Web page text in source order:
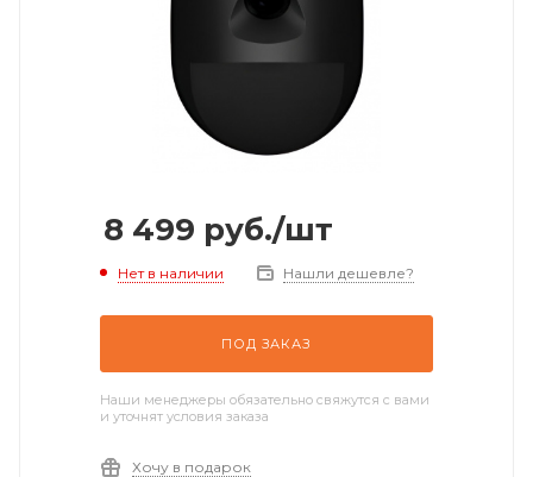
8 499 руб./шт
Нет в наличии Нашли дешевле?
ПОД ЗАКАЗ
Наши менеджеры обязательно свяжутся с вами
и уточнят условия заказа
Хочу в подарок